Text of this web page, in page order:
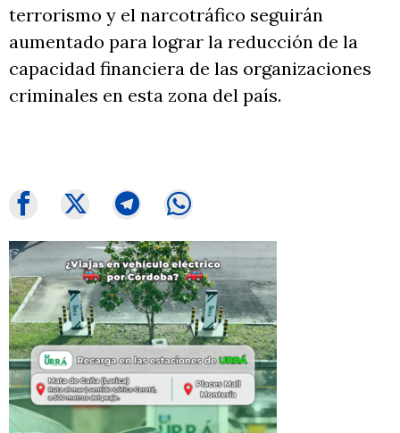
terrorismo y el narcotráfico seguirán
aumentado para lograr la reducción de la
capacidad financiera de las organizaciones
criminales en esta zona del país.